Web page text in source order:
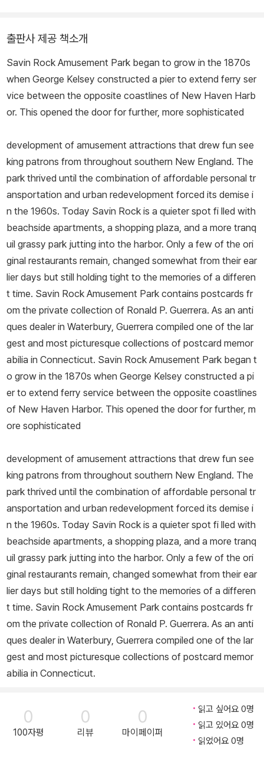
출판사 제공 책소개
Savin Rock Amusement Park began to grow in the 1870s
when George Kelsey constructed a pier to extend ferry ser
vice between the opposite coastlines of New Haven Harb
or. This opened the door for further, more sophisticated
development of amusement attractions that drew fun see
king patrons from throughout southern New England. The
park thrived until the combination of affordable personal tr
ansportation and urban redevelopment forced its demise i
n the 1960s. Today Savin Rock is a quieter spot fi lled with
beachside apartments, a shopping plaza, and a more tranq
uil grassy park jutting into the harbor. Only a few of the ori
ginal restaurants remain, changed somewhat from their ear
lier days but still holding tight to the memories of a differen
t time. Savin Rock Amusement Park contains postcards fr
om the private collection of Ronald P. Guerrera. As an anti
ques dealer in Waterbury, Guerrera compiled one of the lar
gest and most picturesque collections of postcard memor
abilia in Connecticut. Savin Rock Amusement Park began t
o grow in the 1870s when George Kelsey constructed a pi
er to extend ferry service between the opposite coastlines
of New Haven Harbor. This opened the door for further, m
ore sophisticated
development of amusement attractions that drew fun see
king patrons from throughout southern New England. The
park thrived until the combination of affordable personal tr
ansportation and urban redevelopment forced its demise i
n the 1960s. Today Savin Rock is a quieter spot fi lled with
beachside apartments, a shopping plaza, and a more tranq
uil grassy park jutting into the harbor. Only a few of the ori
ginal restaurants remain, changed somewhat from their ear
lier days but still holding tight to the memories of a differen
t time. Savin Rock Amusement Park contains postcards fr
om the private collection of Ronald P. Guerrera. As an anti
ques dealer in Waterbury, Guerrera compiled one of the lar
gest and most picturesque collections of postcard memor
abilia in Connecticut.
0
100자평
0
리뷰
0
마이페이퍼
읽고 싶어요 0명
읽고 있어요 0명
읽었어요 0명